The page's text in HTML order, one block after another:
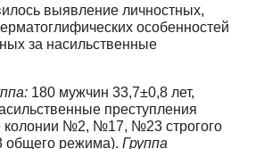
выявление личностных,
особенностей
за насильственные
180 мужчин 33,7±0,8 лет,
преступления
колонии №2, №17, №23 строгого
режима). Группа